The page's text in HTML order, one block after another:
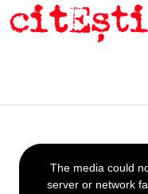
This
is
a
The media could
server or network